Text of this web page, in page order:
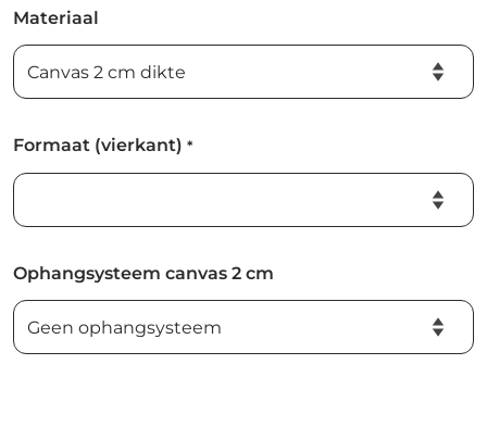
Over Luxxio
Contact
Materiaal
Formaat (vierkant) *
Ophangsysteem canvas 2 cm